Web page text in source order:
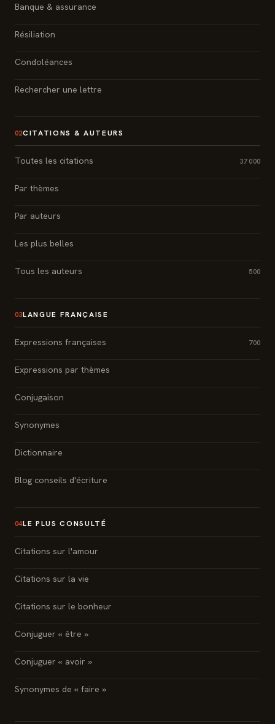
Banque & assurance
Résiliation
Condoléances
Rechercher une lettre
02CITATIONS & AUTEURS
Toutes les citations 37 000
Par thèmes
Par auteurs
Les plus belles
Tous les auteurs 500
03LANGUE FRANÇAISE
Expressions françaises 700
Expressions par thèmes
Conjugaison
Synonymes
Dictionnaire
Blog conseils d'écriture
04LE PLUS CONSULTÉ
Citations sur l'amour
Citations sur la vie
Citations sur le bonheur
Conjuguer « être »
Conjuguer « avoir »
Synonymes de « faire »